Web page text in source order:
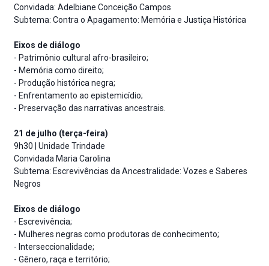
Convidada: Adelbiane Conceição Campos
Subtema: Contra o Apagamento: Memória e Justiça Histórica
Eixos de diálogo
- Patrimônio cultural afro-brasileiro;
- Memória como direito;
- Produção histórica negra;
- Enfrentamento ao epistemicídio;
- Preservação das narrativas ancestrais.
21 de julho (terça-feira)
9h30 | Unidade Trindade
Convidada Maria Carolina
Subtema: Escrevivências da Ancestralidade: Vozes e Saberes
Negros
Eixos de diálogo
- Escrevivência;
- Mulheres negras como produtoras de conhecimento;
- Interseccionalidade;
- Gênero, raça e território;